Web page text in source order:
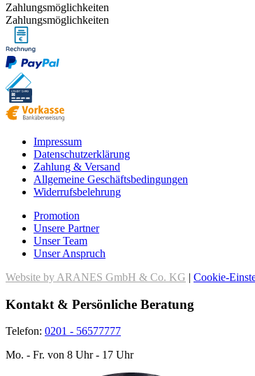
Zahlungsmöglichkeiten
Zahlungsmöglichkeiten
Impressum
Datenschutzerklärung
Zahlung & Versand
Allgemeine Geschäftsbedingungen
Widerrufsbelehrung
Promotion
Unsere Partner
Unser Team
Unser Anspruch
Website by ARANES GmbH & Co. KG | Cookie-
Kontakt & Persönliche Beratung
Telefon: 0201 - 56577777
Mo. - Fr. von 8 Uhr - 17 Uhr